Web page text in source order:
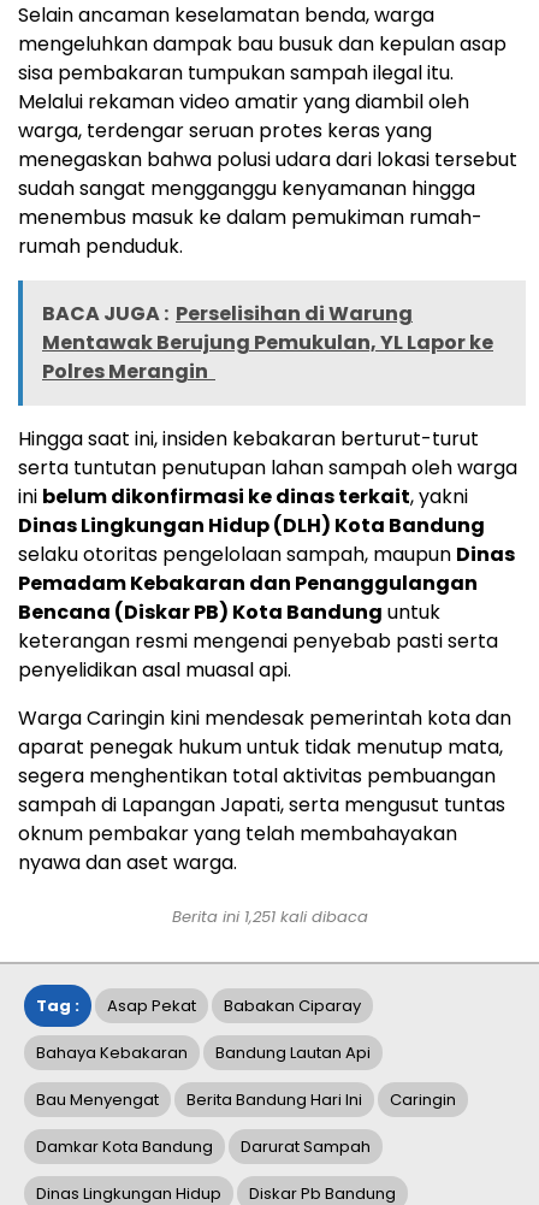
Selain ancaman keselamatan benda, warga
mengeluhkan dampak bau busuk dan kepulan asap
sisa pembakaran tumpukan sampah ilegal itu.
Melalui rekaman video amatir yang diambil oleh
warga, terdengar seruan protes keras yang
menegaskan bahwa polusi udara dari lokasi tersebut
sudah sangat mengganggu kenyamanan hingga
menembus masuk ke dalam pemukiman rumah-
rumah penduduk.
BACA JUGA : Perselisihan di Warung
Mentawak Berujung Pemukulan, YL Lapor ke
Polres Merangin
Hingga saat ini, insiden kebakaran berturut-turut
serta tuntutan penutupan lahan sampah oleh warga
ini belum dikonfirmasi ke dinas terkait, yakni
Dinas Lingkungan Hidup (DLH) Kota Bandung
selaku otoritas pengelolaan sampah, maupun Dinas
Pemadam Kebakaran dan Penanggulangan
Bencana (Diskar PB) Kota Bandung untuk
keterangan resmi mengenai penyebab pasti serta
penyelidikan asal muasal api.
Warga Caringin kini mendesak pemerintah kota dan
aparat penegak hukum untuk tidak menutup mata,
segera menghentikan total aktivitas pembuangan
sampah di Lapangan Japati, serta mengusut tuntas
oknum pembakar yang telah membahayakan
nyawa dan aset warga.
Berita ini 1,251kali dibaca
Tag : Asap Pekat Babakan Ciparay
Bahaya Kebakaran Bandung Lautan Api
Bau Menyengat Berita Bandung Hari Ini Caringin
Damkar Kota Bandung Darurat Sampah
Dinas Lingkungan Hidup Diskar Pb Bandung